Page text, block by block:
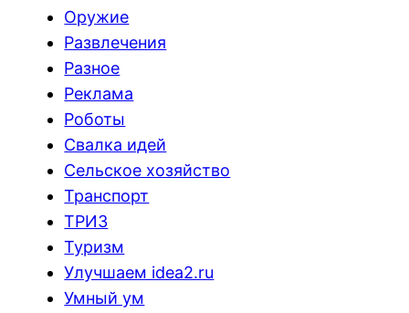
Оружие
Развлечения
Разное
Реклама
Роботы
Свалка идей
Сельское хозяйство
Транспорт
ТРИЗ
Туризм
Улучшаем idea2.ru
Умный ум